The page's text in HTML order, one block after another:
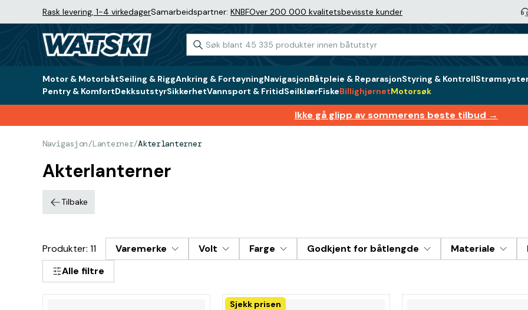
Rask levering, 1-4 virkedagerSamarbeidspartner: KNBFOver 200 000 kvalitetsbevisste kunder
Motor & MotorbåtSeiling & RiggAnkring & FortøyningNavigasjonBåtpleie & ReparasjonStyring & Kontroll
Pentry & KomfortDekksutstyrSikkerhetVannsport & FritidSeilklærFiskeBillighjørnetMotorsøk
Ikke gå glipp av sommerens beste tilbud →
Navigasjon/Lanterner/Akterlanterner
Akterlanterner
Tilbake
Produkter: 11 Varemerke Volt Farge Godkjent for båtlengde Materiale
Alle filtre
Sjekk prisen